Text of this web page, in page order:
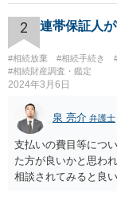
ります。 もし、主
資料を持っているよ
し、お姉さんに見ら
望に関する申出書」
いた方が良い事と書
立ての趣旨」のとこ
ば、まずそれを書く
なぜ調停を申し立て
決裂した、など)や亡
きさつなどが書かれ
うと感じるところは
の他、お姉さんの申
2 連帯保証人
#相続放棄 #相続手続き
#相続財産調査・鑑定
2024年3月6日
泉 亮介 弁護士
支払いの費目等につ
た方が良いかと思わ
相談されてみると良い